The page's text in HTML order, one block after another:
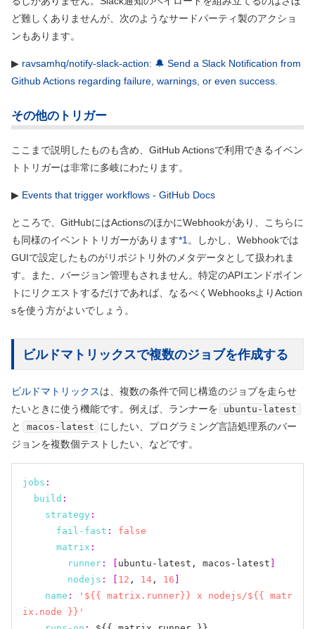
ど難しくありませんが、次のようなサードパーティ製のアクショ
ンもあります。
▶ ravsamhq/notify-slack-action: 🔔 Send a Slack Notification from
Github Actions regarding failure, warnings, or even success.
その他のトリガー
ここまで説明したものも含め、GitHub Actionsで利用できるイベン
トトリガーは非常に多岐にわたります。
▶ Events that trigger workflows - GitHub Docs
ところで、GitHubにはActionsのほかにWebhookがあり、こちらに
も同様のイベントトリガーがあります*1。しかし、Webhookでは
GUIで設定したものがリポジトリ外のメタデータとして扱われま
す。また、バージョン管理もされません。特定のAPIエンドポイン
トにリクエストするだけであれば、なるべくWebhooksよりAction
sを使う方がよいでしょう。
ビルドマトリックスで複数のジョブを作成する
ビルドマトリックスは、複数の条件で同じ構造のジョブを走らせ
たいときに使う機能です。例えば、ランナーを
ubuntu-latest
と macos-latest
にしたい、プログラミング言語処理系のバー
ジョンを複数個テストしたい、などです。
jobs :
build :
strategy :
fail-fast :
false
matrix :
runner : ubuntu-latest, macos-latest
nodejs : 12 , 14 , 16
name :
'${{ matrix.runner}} x nodejs/${{ matr
ix.node }}'